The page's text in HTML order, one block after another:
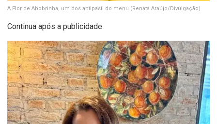
A Flor de Abobrinha, um dos antipasti do menu (Renata Araújo/Divulgação)
Continua após a publicidade